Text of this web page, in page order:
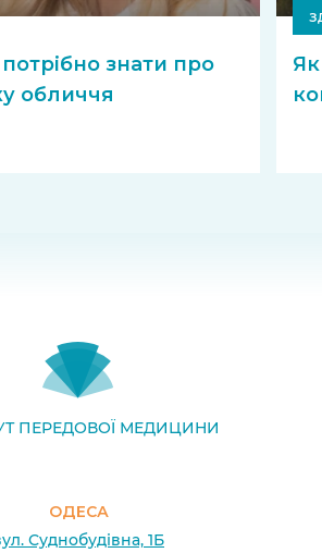
знати про
обличчя
ПЕРЕДОВОЇ МЕДИЦИНИ
ОДЕСА
Суднобудівна, 1Б